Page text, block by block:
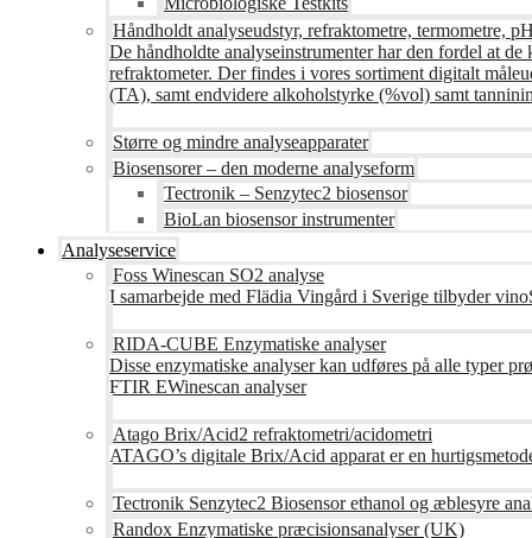
Håndholdt analyseudstyr, refraktometre, termometre,
De håndholdte analyseinstrumenter har den fordel at
refraktometer. Der findes i vores sortiment digitalt
(TA), samt endvidere alkoholstyrke (%vol) samt
Større og mindre analyseapparater
Biosensorer – den moderne analyseform
Tectronik – Senzytec2 biosensor
BioLan biosensor instrumenter
Analyseservice
Foss Winescan SO2 analyse
I samarbejde med Flädia Vingård i Sverige tilbyder
RIDA-CUBE Enzymatiske analyser
Disse enzymatiske analyser kan udføres på alle typer
FTIR EWinescan analyser
Atago Brix/Acid2 refraktometri/acidometri
ATAGO’s digitale Brix/Acid apparat er en
Tectronik Senzytec2 Biosensor ethanol og æblesyre
Randox Enzymatiske præcisionsanalyser (UK)